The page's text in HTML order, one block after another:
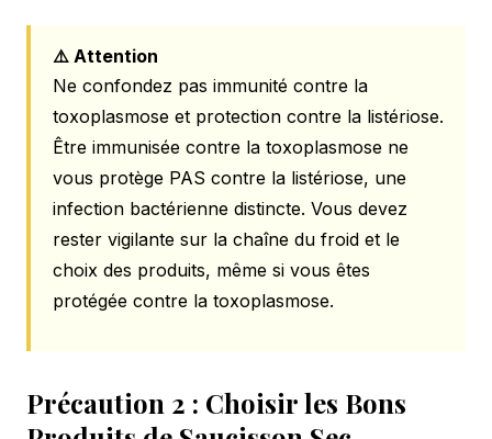
⚠️ Attention
Ne confondez pas immunité contre la
toxoplasmose et protection contre la listériose.
Être immunisée contre la toxoplasmose ne
vous protège PAS contre la listériose, une
infection bactérienne distincte. Vous devez
rester vigilante sur la chaîne du froid et le
choix des produits, même si vous êtes
protégée contre la toxoplasmose.
Précaution 2 : Choisir les Bons